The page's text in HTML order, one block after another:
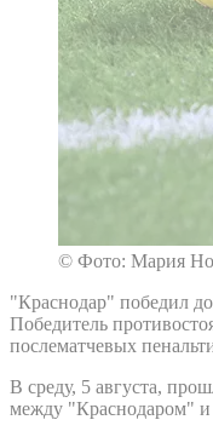
© Фото: Мария
"Краснодар" победил
Победитель
послематчевых
В среду, 5 августа,
между "Краснодаром"